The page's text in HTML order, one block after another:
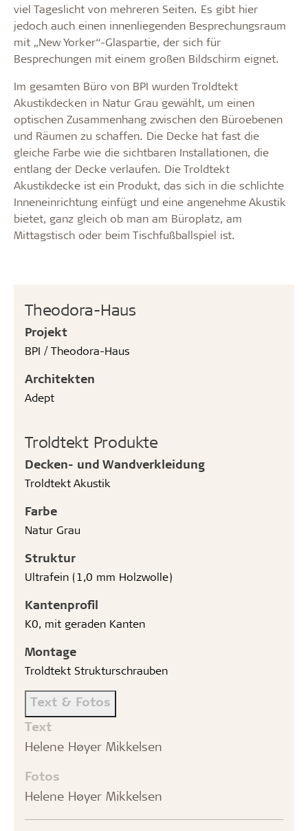
Theodora-Haus
Projekt
BPI / Theodora-Haus
Architekten
Adept
Troldtekt Produkte
Decken- und Wandverkleidung
Troldtekt Akustik
Farbe
Natur Grau
Struktur
Ultrafein (1,0 mm Holzwolle)
Kantenprofil
K0, mit geraden Kanten
Montage
Troldtekt Strukturschrauben
Text & Fotos
Text
Helene Høyer Mikkelsen
Fotos
Helene Høyer Mikkelsen
viel Tageslicht von mehreren Seiten. Es gibt hier
jedoch auch einen innenliegenden Besprechungsraum
mit „New Yorker“-Glaspartie, der sich für
Besprechungen mit einem großen Bildschirm eignet.
Im gesamten Büro von BPI wurden Troldtekt
Akustikdecken in Natur Grau gewählt, um einen
optischen Zusammenhang zwischen den Büroebenen
und Räumen zu schaffen. Die Decke hat fast die
gleiche Farbe wie die sichtbaren Installationen, die
entlang der Decke verlaufen. Die Troldtekt
Akustikdecke ist ein Produkt, das sich in die schlichte
Inneneinrichtung einfügt und eine angenehme Akustik
bietet, ganz gleich ob man am Büroplatz, am
Mittagstisch oder beim Tischfußballspiel ist.